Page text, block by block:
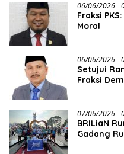
06/06/2026
Fraksi
Moral
06/06/2026
Setujui
Fraksi
07/06/2026
BRILiaN
Gadang